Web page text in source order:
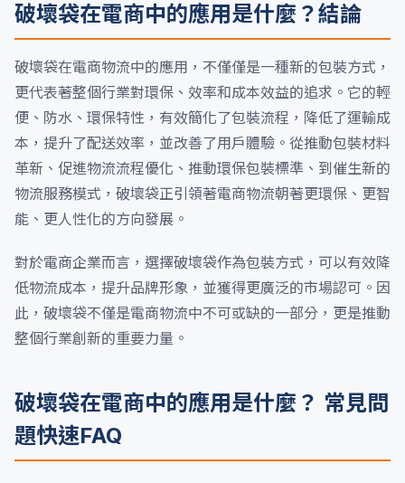
破壞袋在電商中的應用是什麼？結論
破壞袋在電商物流中的應用，不僅僅是一種新的包裝方式，
更代表著整個行業對環保、效率和成本效益的追求。它的輕
便、防水、環保特性，有效簡化了包裝流程，降低了運輸成
本，提升了配送效率，並改善了用戶體驗。從推動包裝材料
革新、促進物流流程優化、推動環保包裝標準、到催生新的
物流服務模式，破壞袋正引領著電商物流朝著更環保、更智
能、更人性化的方向發展。
對於電商企業而言，選擇破壞袋作為包裝方式，可以有效降
低物流成本，提升品牌形象，並獲得更廣泛的市場認可。因
此，破壞袋不僅是電商物流中不可或缺的一部分，更是推動
整個行業創新的重要力量。
破壞袋在電商中的應用是什麼？ 常見問
題快速FAQ